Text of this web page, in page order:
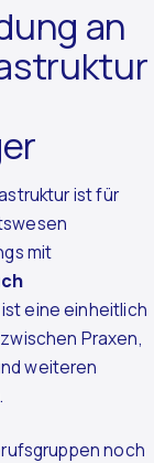
an
ist für
mit
ist eine einheitlich
Praxen,
weiteren
noch